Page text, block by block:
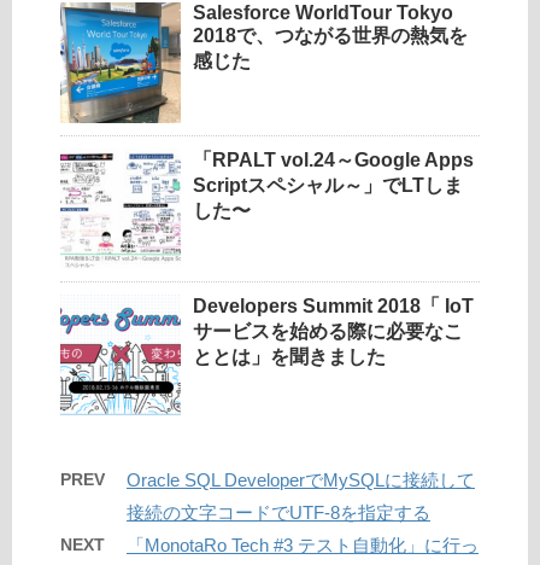
Salesforce WorldTour Tokyo
2018で、つながる世界の熱気を
感じた
「RPALT vol.24～Google Apps
Scriptスペシャル～」でLTしま
した〜
Developers Summit 2018「 IoT
サービスを始める際に必要なこ
ととは」を聞きました
PREV
Oracle SQL DeveloperでMySQLに接続して
接続の文字コードでUTF-8を指定する
NEXT
「MonotaRo Tech #3 テスト自動化」に行っ